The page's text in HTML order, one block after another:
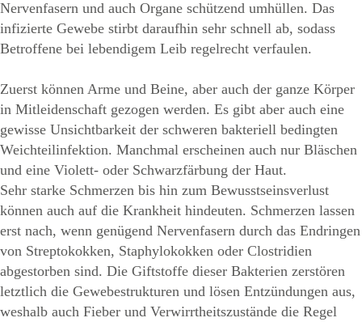
Nervenfasern und auch Organe schützend umhüllen. Das
infizierte Gewebe stirbt daraufhin sehr schnell ab, sodass
Betroffene bei lebendigem Leib regelrecht verfaulen.
Zuerst können Arme und Beine, aber auch der ganze Körper
in Mitleidenschaft gezogen werden. Es gibt aber auch eine
gewisse Unsichtbarkeit der schweren bakteriell bedingten
Weichteilinfektion. Manchmal erscheinen auch nur Bläschen
und eine Violett- oder Schwarzfärbung der Haut.
Sehr starke Schmerzen bis hin zum Bewusstseinsverlust
können auch auf die Krankheit hindeuten. Schmerzen lassen
erst nach, wenn genügend Nervenfasern durch das Endringen
von Streptokokken, Staphylokokken oder Clostridien
abgestorben sind. Die Giftstoffe dieser Bakterien zerstören
letztlich die Gewebestrukturen und lösen Entzündungen aus,
weshalb auch Fieber und Verwirrtheitszustände die Regel